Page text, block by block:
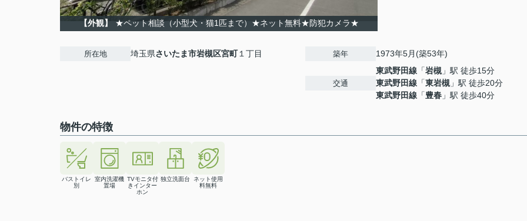
【外観】 ★ペット相談（小型犬・猫1匹まで）★ネット無料★防犯カメラ★
所在地 埼玉県さいたま市岩槻区宮町１丁目 築年 1973年5月(築53年)
交通
東武野田線 「岩槻 」駅 徒歩15分
東武野田線 「東岩槻 」駅 徒歩20分
東武野田線 「豊春 」駅 徒歩40分
物件の特徴
バストイレ
別
室内洗濯機
置場
TVモニタ付
きインター
ホン
独立洗面台
ネット使用
料無料